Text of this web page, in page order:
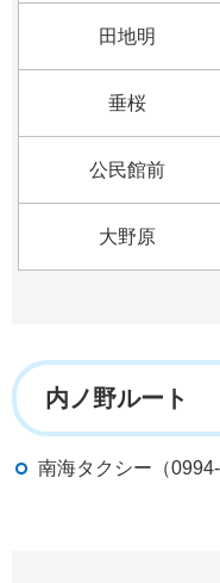
田地明
垂桜
公民館前
大野原
内ノ野ルート
南海タクシー（0994-